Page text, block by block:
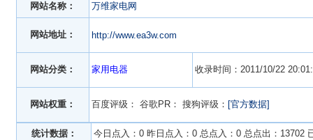
网站名称： 万维家电网
网站地址： http://www.ea3w.com
网站分类： 家用电器 收录时间：2011/10/22
网站权重： 百度评级： 谷歌PR： 搜狗评级： [官方数据]
统计数据： 今日点入：0 昨日点入：0 总点入：0 总点出：13702